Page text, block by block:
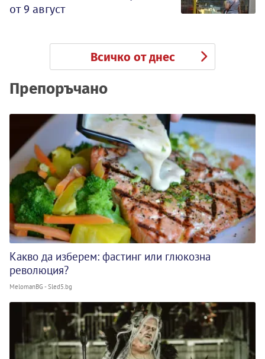
от 9 август
Всичко от днес
Препоръчано
Какво да изберем: фастинг или глюкозна
революция?
MelomanBG - Sled5.bg